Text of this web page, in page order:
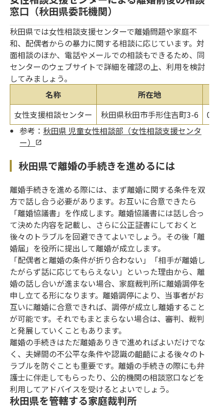
窓口（秋田県委託機関）
秋田県では女性相談支援センターで離婚問題や家庭不
和、配偶者からの暴力に関する相談に応じています。対
面相談のほか、電話やメールでの相談もできるため、同
センターのウェブサイトで詳細を確認の上、利用を検討
してみましょう。
名称
所在地
女性支援相談センター
秋田県秋田市手形住吉町3-6
参考： 秋田県 児童女性相談部（女性相談支援センタ
ー）
秋田県で離婚の手続きを進めるには
離婚手続きを進める際には、まず離婚に関する条件を双
方で話し合う必要があります。お互いに合意できたら
「離婚協議書」を作成します。離婚協議書には話し合っ
て決めた内容を記載し、さらに公正証書にしておくと
後々のトラブルを回避できてよいでしょう。その後「離
婚届」を役所に提出して離婚が成立します。
「配偶者と離婚の条件が折り合わない」「相手が離婚し
たがらず話に応じてもらえない」といった理由から、離
婚の話し合いが進まない場合、家庭裁判所に離婚調停を
申し立てる形になります。離婚調停により、当事者がお
互いに離婚に合意できれば、調停が成立し離婚すること
が可能です。それでもまとまらない場合は、審判、裁判
と発展していくこともあります。
離婚の手続きはただ離婚ありきで進めればよいだけでな
く、夫婦間の不公平な条件や認識の齟齬による後々のト
ラブルを防ぐことも重要です。離婚の手続きの際にも弁
護士に伴走してもらったり、公的機関の相談窓口などを
利用してアドバイスを受けるとよいでしょう。
秋田県を管轄する家庭裁判所